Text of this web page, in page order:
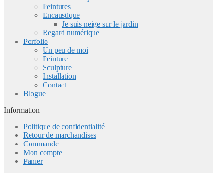
Peintures
Encaustique
Je suis neige sur le jardin
Regard numérique
Porfolio
Un peu de moi
Peinture
Sculpture
Installation
Contact
Blogue
Information
Politique de confidentialité
Retour de marchandises
Commande
Mon compte
Panier